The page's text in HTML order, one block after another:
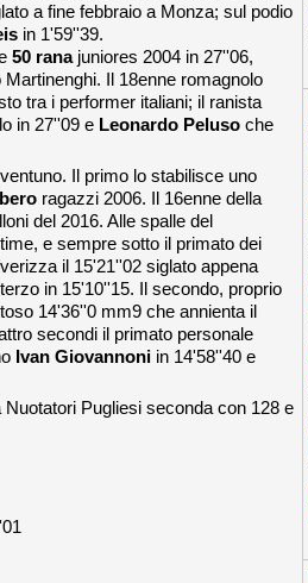
a fine febbraio a Monza; sul podio
in 1'59''39.
50 ranajuniores 2004 in 27''06,
Il 18enne romagnolo
tra i performer italiani; il ranista
in 27''09 e Leonardo Peluso che
Il primo lo stabilisce uno
ragazzi 2006. Il 16enne della
del 2016. Alle spalle del
e sempre sotto il primato dei
il 15'21''02 siglato appena
in 15'10''15. Il secondo, proprio
14'36''0 mm9 che annienta il
secondi il primato personale
Ivan Giovannoni in 14'58''40 e
Pugliesi seconda con 128 e